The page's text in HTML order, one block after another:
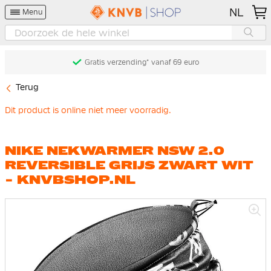
Menu NL
Gratis verzending* vanaf 69 euro
Terug
Dit product is online niet meer voorradig.
NIKE NEKWARMER NSW 2.0
REVERSIBLE GRIJS ZWART WIT
- KNVBSHOP.NL